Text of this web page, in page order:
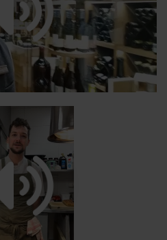
Loaded:
29.26%
Playback
Rate